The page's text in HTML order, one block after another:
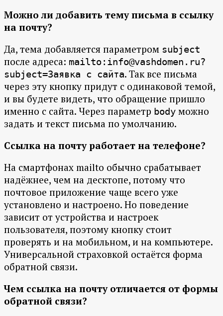
Можно ли добавить тему письма в ссылку
на почту?
Да, тема добавляется параметром subject
после адреса: mailto:info@vashdomen.ru?
subject=Заявка с сайта. Так все письма
через эту кнопку придут с одинаковой темой,
и вы будете видеть, что обращение пришло
именно с сайта. Через параметр body можно
задать и текст письма по умолчанию.
Ссылка на почту работает на телефоне?
На смартфонах mailto обычно срабатывает
надёжнее, чем на десктопе, потому что
почтовое приложение чаще всего уже
установлено и настроено. Но поведение
зависит от устройства и настроек
пользователя, поэтому кнопку стоит
проверять и на мобильном, и на компьютере.
Универсальной страховкой остаётся форма
обратной связи.
Чем ссылка на почту отличается от формы
обратной связи?